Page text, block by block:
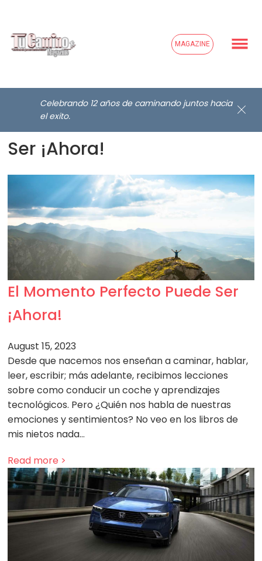
MAGAZINE
Celebrando 12 años de caminando juntos hacia
el exito.
El Momento Perfecto Puede
Ser ¡Ahora!
El Momento Perfecto Puede Ser
¡Ahora!
August 15, 2023
Desde que nacemos nos enseñan a caminar, hablar,
leer, escribir; más adelante, recibimos lecciones
sobre como conducir un coche y aprendizajes
tecnológicos. Pero ¿Quién nos habla de nuestras
emociones y sentimientos? No veo en los libros de
mis nietos nada…
Read more >